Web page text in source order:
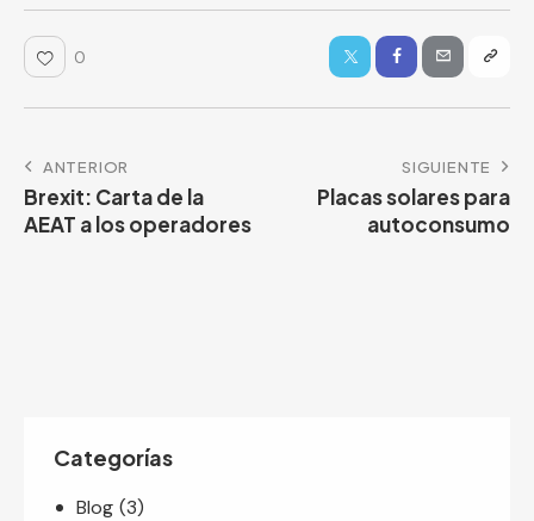
0
ANTERIOR
Brexit: Carta de la
AEAT a los operadores
SIGUIENTE
Placas solares para
autoconsumo
Categorías
Blog (3)